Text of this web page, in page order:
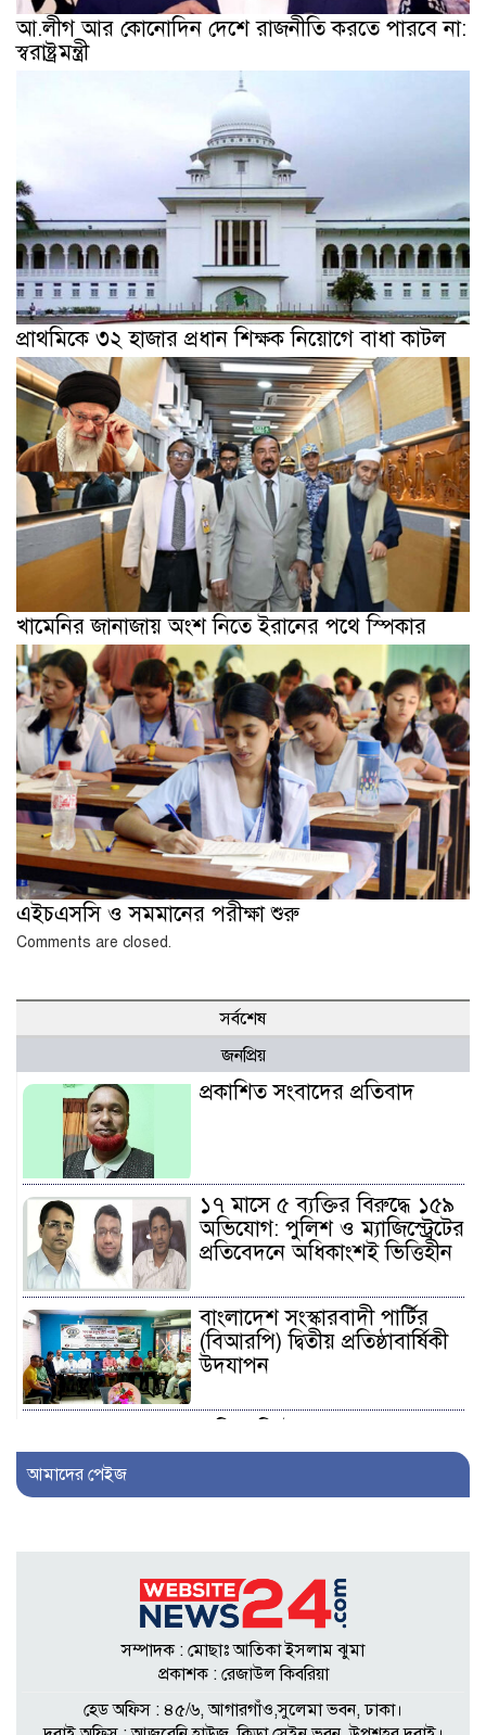
আ.লীগ আর কোনোদিন দেশে রাজনীতি করতে পারবে না:
স্বরাষ্ট্রমন্ত্রী
প্রাথমিকে ৩২ হাজার প্রধান শিক্ষক নিয়োগে বাধা কাটল
খামেনির জানাজায় অংশ নিতে ইরানের পথে স্পিকার
এইচএসসি ও সমমানের পরীক্ষা শুরু
Comments are closed.
সর্বশেষ
জনপ্রিয়
প্রকাশিত সংবাদের প্রতিবাদ
১৭ মাসে ৫ ব্যক্তির বিরুদ্ধে ১৫৯
অভিযোগ: পুলিশ ও ম্যাজিস্ট্রেটের
প্রতিবেদনে অধিকাংশই ভিত্তিহীন
বাংলাদেশ সংস্কারবাদী পার্টির
(বিআরপি) দ্বিতীয় প্রতিষ্ঠাবার্ষিকী
উদযাপন
ঘোষণার দাবি, আলোচনায়
সম্পাদককে!
শিকলবাহা জলাবদ্ধতা নিরসনে
মাঠে ইউপি সদস্য নুরুল ইসলাম
আমাদের পেইজ
সম্পাদক : মোছাঃ আতিকা ইসলাম ঝুমা
প্রকাশক : রেজাউল কিবরিয়া
হেড অফিস : ৪৫/৬, আগারগাঁও,সুলেমা ভবন, ঢাকা।